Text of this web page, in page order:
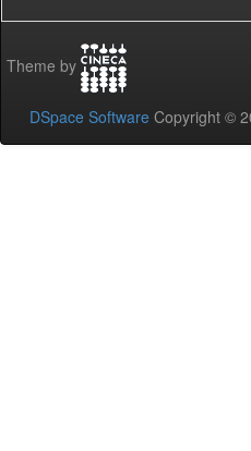
Theme by
DSpace Software Copyright ©